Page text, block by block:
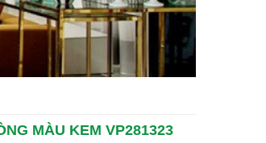
MÀU KEM VP281323